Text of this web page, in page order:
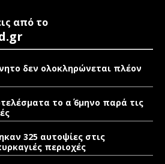
από το
δεν ολοκληρώνεται πλέον
το α΄ 6μηνο παρά τις
325 αυτοψίες στις
περιοχές